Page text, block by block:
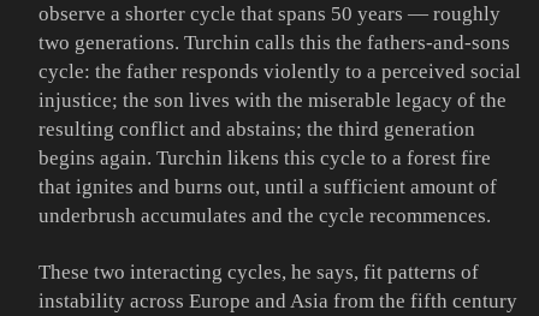
observe a shorter cycle that spans 50 years — roughly
two generations. Turchin calls this the fathers-and-sons
cycle: the father responds violently to a perceived social
injustice; the son lives with the miserable legacy of the
resulting conflict and abstains; the third generation
begins again. Turchin likens this cycle to a forest fire
that ignites and burns out, until a sufficient amount of
underbrush accumulates and the cycle recommences.
These two interacting cycles, he says, fit patterns of
instability across Europe and Asia from the fifth century